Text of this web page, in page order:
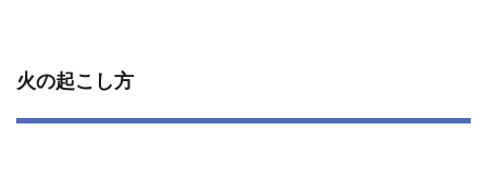
火の起こし方